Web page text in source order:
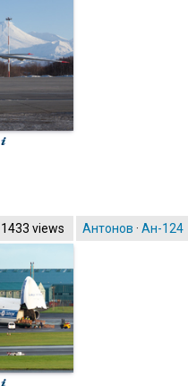
1433 views Антонов · Ан-124